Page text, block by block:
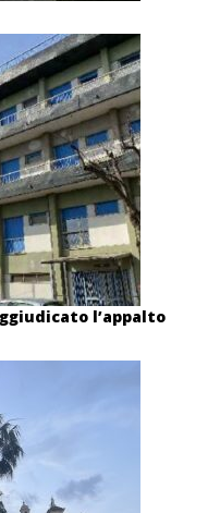
l’appalto